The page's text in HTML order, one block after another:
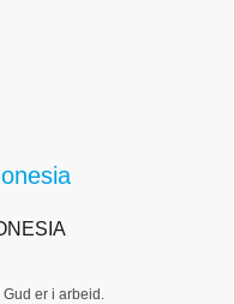
Gud er i arbeid.